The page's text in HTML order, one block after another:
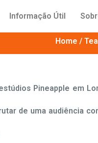
Informação Útil
Home /
Pineapple em
de uma audiência